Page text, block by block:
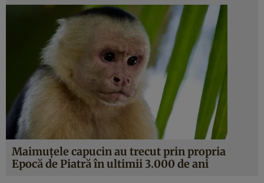
Maimuţele capucin au trecut prin propria
Epocă de Piatră în ultimii 3.000 de ani